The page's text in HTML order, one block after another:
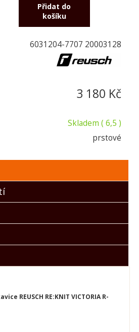
6031204-7707 20003128
3 180 Kč
Skladem ( 6,5 )
prstové
REUSCH RE:KNIT VICTORIA R-